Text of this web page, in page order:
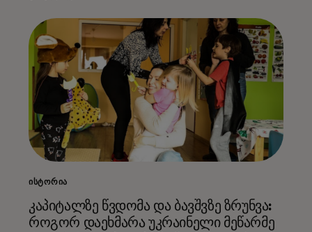
ᲘᲡᲢᲝᲠᲘᲐ
კაპიტალზე წვდომა და ბავშვზე ზრუნვა:
როგორ დაეხმარა უკრაინელი მეწარმე